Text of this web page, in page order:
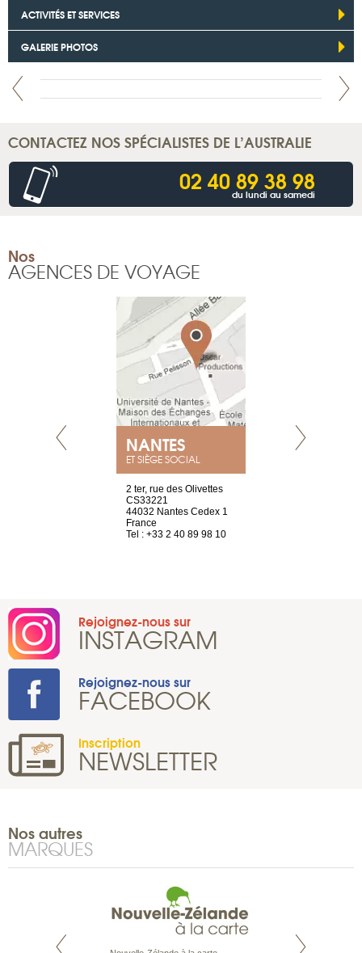
ACTIVITÉS ET SERVICES
GALERIE PHOTOS
CONTACTEZ NOS SPÉCIALISTES DE L’AUSTRALIE
02 40 89 38 98
du lundi au samedi
Nos
AGENCES DE VOYAGE
NANTES
ET SIÈGE SOCIAL
2 ter, rue des Olivettes
CS33221
44032 Nantes Cedex 1
France
Tel : +33 2 40 89 98 10
Rejoignez-nous sur
INSTAGRAM
Rejoignez-nous sur
FACEBOOK
Inscription
NEWSLETTER
Nos autres
MARQUES